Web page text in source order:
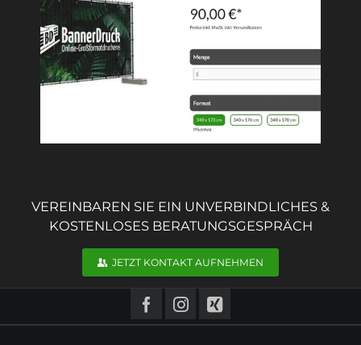
VEREINBAREN SIE EIN UNVERBINDLICHES &
KOSTENLOSES BERATUNGSGESPRÄCH
JETZT KONTAKT AUFNEHMEN